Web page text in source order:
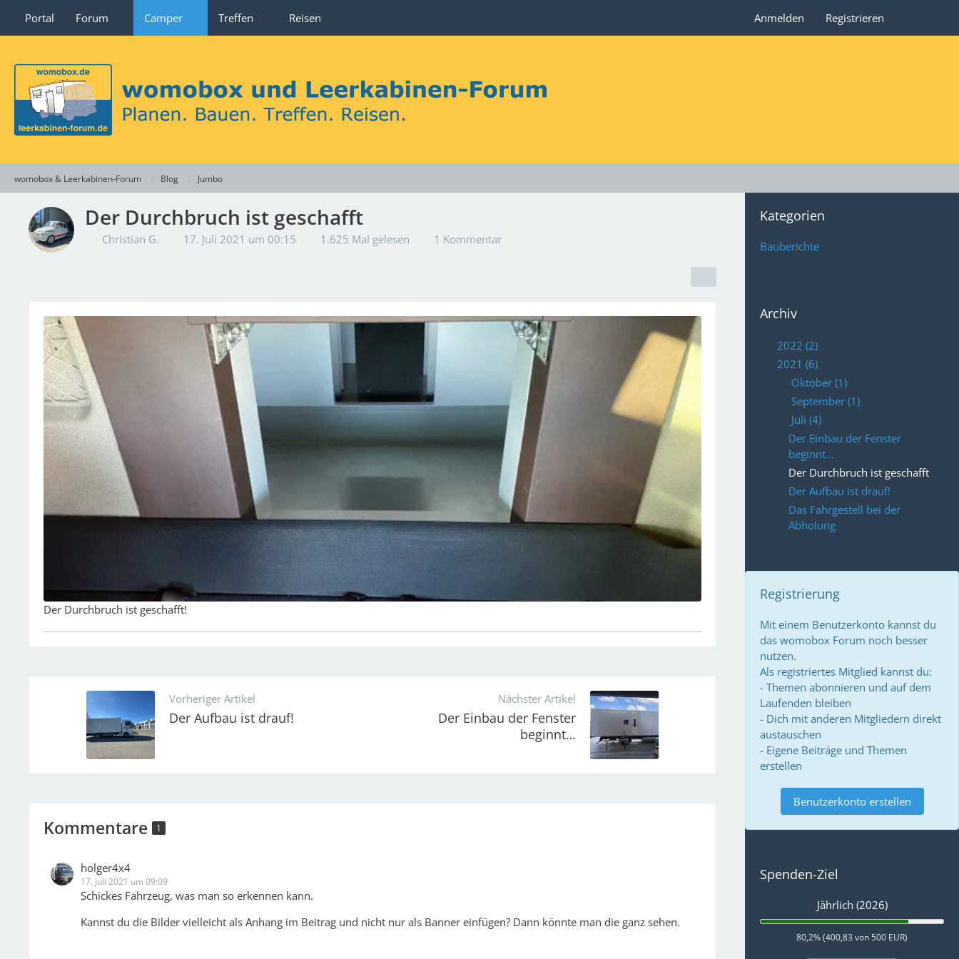
Portal Forum Camper Treffen Reisen Anmelden Registrieren
womobox & Leerkabinen-Forum Blog Jumbo
Der Durchbruch ist geschafft
Christian G. 17. Juli 2021 um 00:15 1.625 Mal gelesen 1 Kommentar
Der Durchbruch ist geschafft!
Vorheriger Artikel
Der Aufbau ist drauf!
Nächster Artikel
Der Einbau der Fenster
beginnt…
Kommentare 1
holger4x4
17. Juli 2021 um 09:09
Schickes Fahrzeug, was man so erkennen kann.
Kannst du die Bilder vielleicht als Anhang im Beitrag und nicht nur als Banner einfügen? Dann könnte man die ganz sehen.
Kategorien
Bauberichte
Archiv
2022 (2)
2021 (6)
Oktober (1)
September (1)
Juli (4)
Der Einbau der Fenster
beginnt…
Der Durchbruch ist geschafft
Der Aufbau ist drauf!
Das Fahrgestell bei der
Abholung
Registrierung
Mit einem Benutzerkonto kannst du
das womobox Forum noch besser
nutzen.
Als registriertes Mitglied kannst du:
- Themen abonnieren und auf dem
Laufenden bleiben
- Dich mit anderen Mitgliedern direkt
austauschen
- Eigene Beiträge und Themen
erstellen
Benutzerkonto erstellen
Spenden-Ziel
Jährlich (2026)
80,2% (400,83 von 500 EUR)